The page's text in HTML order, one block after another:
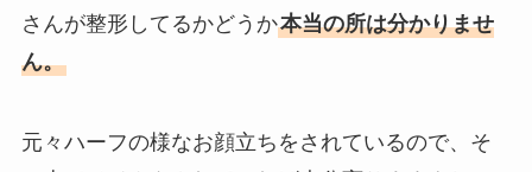
さんが整形してるかどうか本当の所は分かりませ
ん。
元々ハーフの様なお顔立ちをされているので、そ